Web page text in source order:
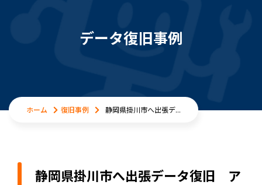
データ復旧事例
ホーム 復旧事例 静岡県掛川市へ出張デ...
静岡県掛川市へ出張データ復旧 ア